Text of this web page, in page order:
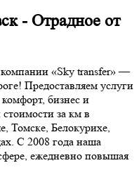
- Отрадное от
«Sky transfer» —
Предоставляем услуги
бизнес и
за км в
Томске, Белокурихе,
С 2008 года наша
ежедневно повышая